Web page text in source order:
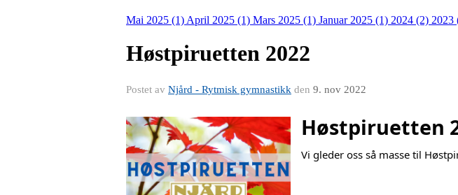
Mai 2025 (1) April 2025 (1) Mars 2025 (1) Januar 2025 (1) 2024 (2) 2023
Høstpiruetten 2022
Postet av Njård - Rytmisk gymnastikk den 9. nov 2022
Høstpiruetten
Vi gleder oss så masse til